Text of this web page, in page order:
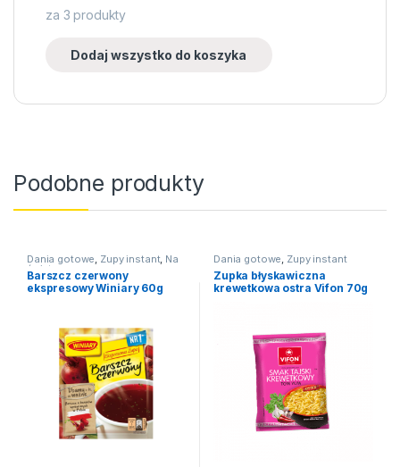
za 3 produkty
Dodaj wszystko do koszyka
Podobne produkty
Dania gotowe, Zupy instant, Na
święta
Barszcz czerwony
ekspresowy Winiary 60g
Dania gotowe, Zupy instant
Zupka błyskawiczna
krewetkowa ostra Vifon 70g